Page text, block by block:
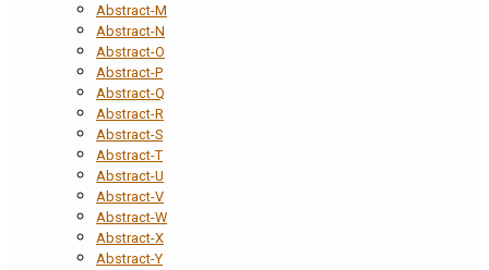
Abstract-M
Abstract-N
Abstract-O
Abstract-P
Abstract-Q
Abstract-R
Abstract-S
Abstract-T
Abstract-U
Abstract-V
Abstract-W
Abstract-X
Abstract-Y